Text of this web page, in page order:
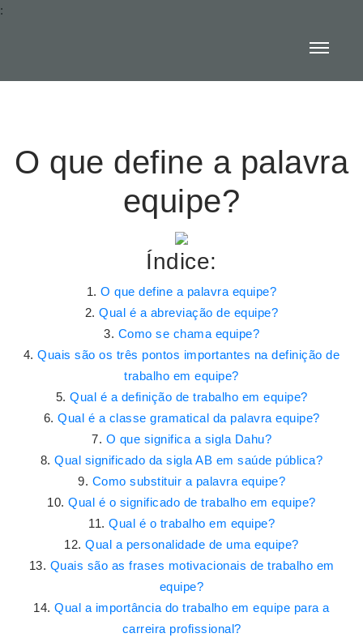
:
O que define a palavra
equipe?
Índice:
O que define a palavra equipe?
Qual é a abreviação de equipe?
Como se chama equipe?
Quais são os três pontos importantes na definição de
trabalho em equipe?
Qual é a definição de trabalho em equipe?
Qual é a classe gramatical da palavra equipe?
O que significa a sigla Dahu?
Qual significado da sigla AB em saúde pública?
Como substituir a palavra equipe?
Qual é o significado de trabalho em equipe?
Qual é o trabalho em equipe?
Qual a personalidade de uma equipe?
Quais são as frases motivacionais de trabalho em
equipe?
Qual a importância do trabalho em equipe para a
carreira profissional?